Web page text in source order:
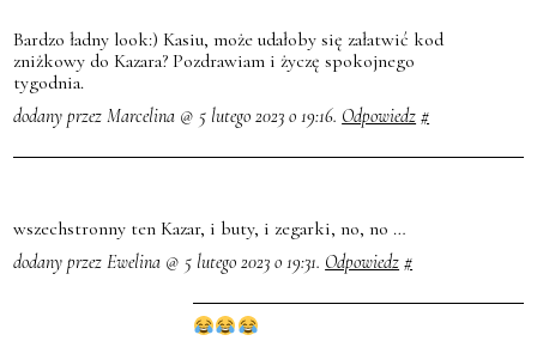
Bardzo ładny look:) Kasiu, może udałoby się załatwić kod
zniżkowy do Kazara? Pozdrawiam i życzę spokojnego
tygodnia.
dodany przez Marcelina @ 5 lutego 2023 o 19:16. Odpowiedz #
wszechstronny ten Kazar, i buty, i zegarki, no, no …
dodany przez Ewelina @ 5 lutego 2023 o 19:31. Odpowiedz #